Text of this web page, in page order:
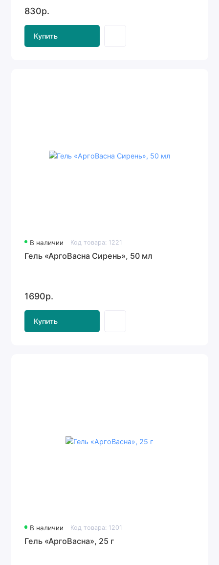
830р.
Купить
В наличии Код товара: 1221
Гель «АргоВасна Сирень», 50 мл
1690р.
Купить
В наличии Код товара: 1201
Гель «АргоВасна», 25 г